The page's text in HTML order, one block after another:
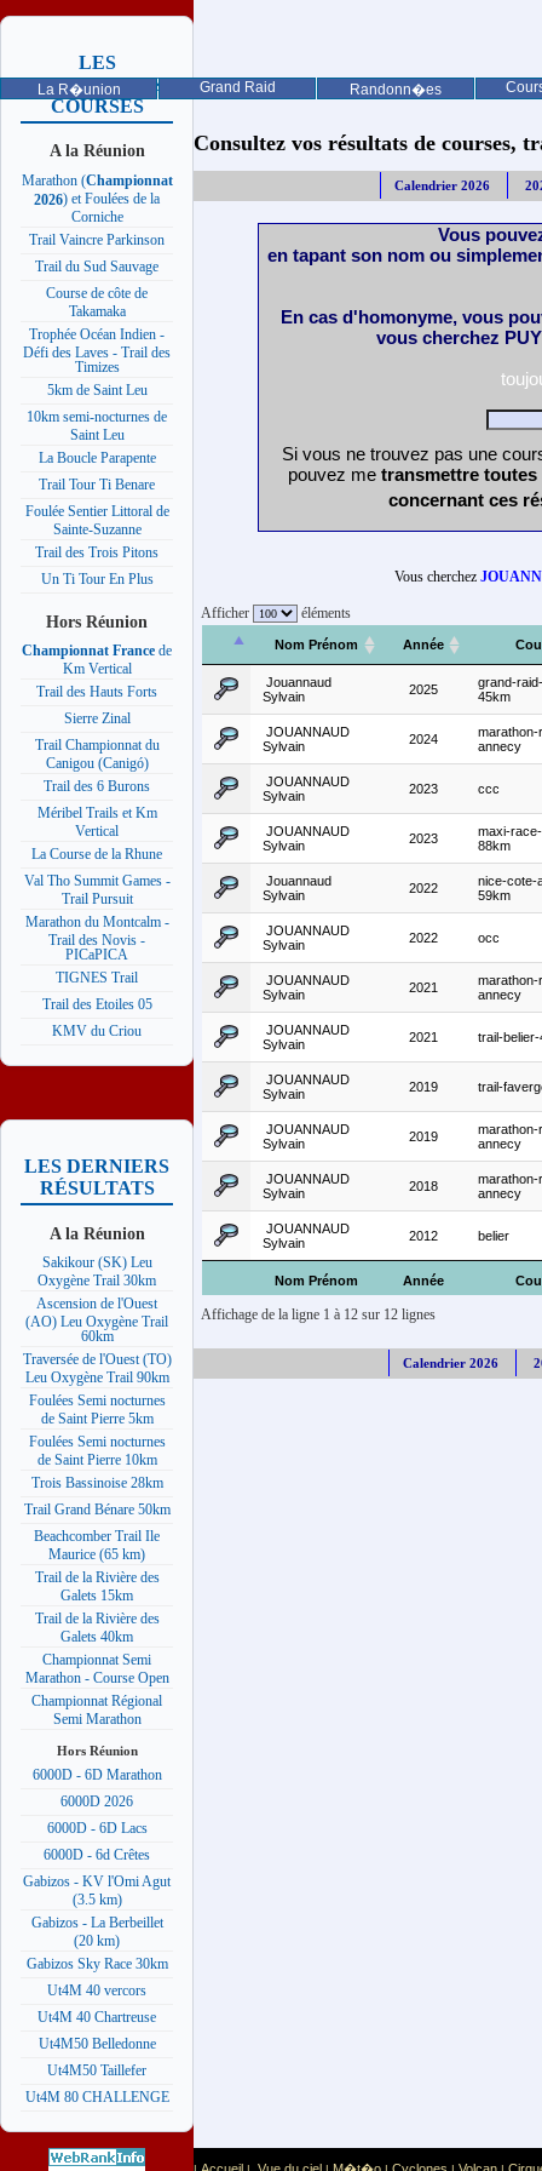
La R�union Grand Raid Randonn�es
LES
PROCHAINES
COURSES
A la Réunion
Marathon (Championnat
2026) et Foulées de la
Corniche
Trail Vaincre Parkinson
Trail du Sud Sauvage
Course de côte de
Takamaka
Trophée Océan Indien -
Défi des Laves - Trail des
Timizes
5km de Saint Leu
10km semi-nocturnes de
Saint Leu
La Boucle Parapente
Trail Tour Ti Benare
Foulée Sentier Littoral de
Sainte-Suzanne
Trail des Trois Pitons
Un Ti Tour En Plus
Hors Réunion
Championnat France de
Km Vertical
Trail des Hauts Forts
Sierre Zinal
Trail Championnat du
Canigou (Canigó)
Trail des 6 Burons
Méribel Trails et Km
Vertical
La Course de la Rhune
Val Tho Summit Games -
Trail Pursuit
Marathon du Montcalm -
Trail des Novis -
PICaPICA
TIGNES Trail
Trail des Etoiles 05
KMV du Criou
LES DERNIERS
RÉSULTATS
A la Réunion
Sakikour (SK) Leu
Oxygène Trail 30km
Ascension de l'Ouest
(AO) Leu Oxygène Trail
60km
Traversée de l'Ouest (TO)
Leu Oxygène Trail 90km
Foulées Semi nocturnes
de Saint Pierre 5km
Foulées Semi nocturnes
de Saint Pierre 10km
Trois Bassinoise 28km
Trail Grand Bénare 50km
Beachcomber Trail Ile
Maurice (65 km)
Trail de la Rivière des
Galets 15km
Trail de la Rivière des
Galets 40km
Championnat Semi
Marathon - Course Open
Championnat Régional
Semi Marathon
Hors Réunion
6000D - 6D Marathon
6000D 2026
6000D - 6D Lacs
6000D - 6d Crêtes
Gabizos - KV l'Omi Agut
(3.5 km)
Gabizos - La Berbeillet
(20 km)
Gabizos Sky Race 30km
Ut4M 40 vercors
Ut4M 40 Chartreuse
Ut4M50 Belledonne
Ut4M50 Taillefer
Ut4M 80 CHALLENGE
Consultez vos résultats de courses,
Calendrier 2026
Vous
en tapant son nom ou
En cas d'homonyme, vous
vous cherchez
Si vous ne trouvez pas une
pouvez me transmettre
concernant ces
Vous cherchez
Afficher éléments
Nom Prénom Année
Nom Prénom Année
Jouannaud
Sylvain
2025
grand-
45km
JOUANNAUD
Sylvain
2024
marathon-
annecy
JOUANNAUD
Sylvain
2023 ccc
JOUANNAUD
Sylvain
2023
maxi-
88km
Jouannaud
Sylvain
2022
nice-cote-
59km
JOUANNAUD
Sylvain
2022 occ
JOUANNAUD
Sylvain
2021
marathon-
annecy
JOUANNAUD
Sylvain
2021 trail-
JOUANNAUD
Sylvain
2019 trail-
JOUANNAUD
Sylvain
2019
marathon-
annecy
JOUANNAUD
Sylvain
2018
marathon-
annecy
JOUANNAUD
Sylvain
2012 belier
Affichage de la ligne 1 à 12 sur 12 lignes
Calendrier 2026